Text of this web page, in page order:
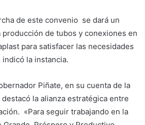
de este convenio se dará un
de tubos y conexiones en
para satisfacer las necesidades
la instancia.
Piñate, en su cuenta de la
la alianza estratégica entre
«Para seguir trabajando en la